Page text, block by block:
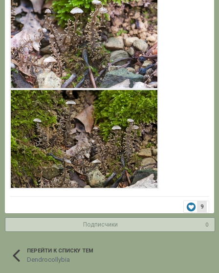
9
Подписчики 0
ПЕРЕЙТИ К СПИСКУ ТЕМ
Dendrocollybia